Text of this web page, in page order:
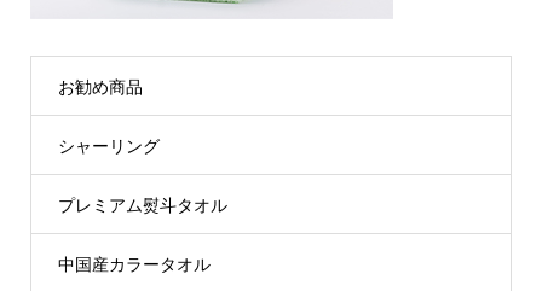
お勧め商品
シャーリング
プレミアム熨斗タオル
中国産カラータオル